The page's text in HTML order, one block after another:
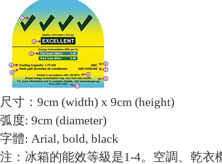
尺寸：9cm (width) x 9cm (height)
弧度: 9cm (diameter)
字體: Arial, bold, black
注：冰箱的能效等級是1-4。空調、乾衣